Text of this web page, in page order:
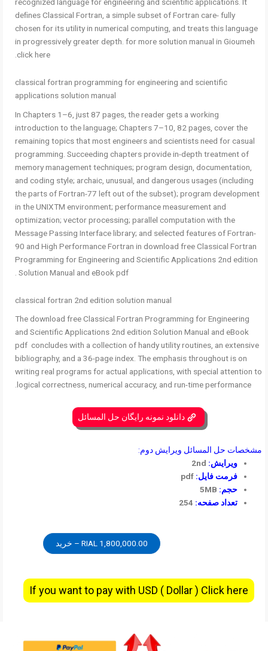
recognized language for engineering and scientiﬁc applications. It
deﬁnes Classical Fortran, a simple subset of Fortran care- fully
chosen for its utility in numerical computing, and treats this language
in progressively greater depth. for more solution manual in Gioumeh
click here.
classical fortran programming for engineering and scientific
applications solution manual
In Chapters 1–6, just 87 pages, the reader gets a working
introduction to the language; Chapters 7–10, 82 pages, cover the
remaining topics that most engineers and scientists need for casual
programming. Succeeding chapters provide in-depth treatment of
memory management techniques; program design, documentation,
and coding style; archaic, unusual, and dangerous usages (including
the parts of Fortran-77 left out of the subset); program development
in the UNIXTM environment; performance measurement and
optimization; vector processing; parallel computation with the
Message Passing Interface library; and selected features of Fortran-
90 and High Performance Fortran in download free Classical Fortran
Programming for Engineering and Scientific Applications 2nd edition
Solution Manual and eBook pdf .
classical fortran 2nd edition solution manual
The download free Classical Fortran Programming for Engineering
and Scientific Applications 2nd edition Solution Manual and eBook
pdf concludes with a collection of handy utility routines, an extensive
bibliography, and a 36-page index. The emphasis throughout is on
writing real programs for actual applications, with special attention to
logical correctness, numerical accuracy, and run-time performance.
دانلود نمونه رایگان حل المسائل
مشخصات حل المسائل ویرایش دوم:
ویرایش: 2nd
فرمت فایل: pdf
حجم:
تعداد صفحه:
1,800,000.00 RIAL – خرید
If you want to pay with USD ( Dollar ) Click here